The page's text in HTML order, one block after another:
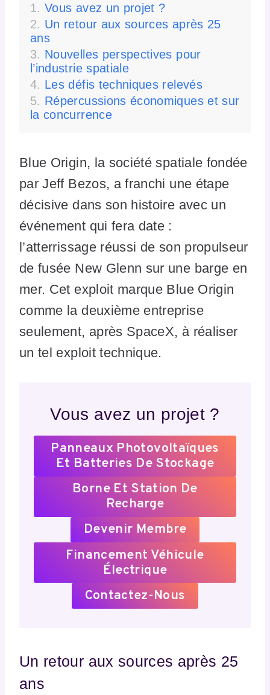
Vous avez un projet ?
Un retour aux sources après 25
ans
Nouvelles perspectives pour
l’industrie spatiale
Les défis techniques relevés
Répercussions économiques et sur
la concurrence
Blue Origin, la société spatiale fondée
par Jeff Bezos, a franchi une étape
décisive dans son histoire avec un
événement qui fera date :
l’atterrissage réussi de son propulseur
de fusée New Glenn sur une barge en
mer. Cet exploit marque Blue Origin
comme la deuxième entreprise
seulement, après SpaceX, à réaliser
un tel exploit technique.
Vous avez un projet ?
Panneaux Photovoltaïques
Et Batteries De Stockage
Borne Et Station De
Recharge
Devenir Membre
Financement Véhicule
Électrique
Contactez-Nous
Un retour aux sources après 25
ans